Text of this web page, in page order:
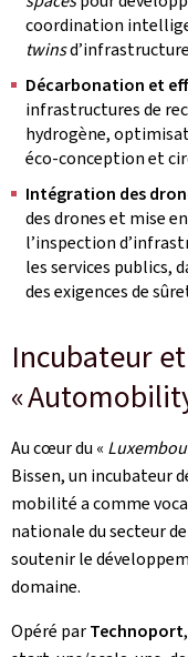
coordination
twins
Décarbonation et
infrastructures de
hydrogène,
éco‑conception et
Intégration des
des drones et mise
l’inspection
les services publics,
des exigences de
Incubateur
«
Au cœur du «
Bissen, un incubateur
mobilité a comme
nationale du secteur
soutenir le
domaine.
Opéré parTechnoport